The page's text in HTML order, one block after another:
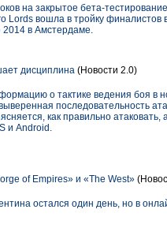
на закрытое бета-
Lords вошла в тройку
2014 в Амстердаме.
дисциплина (Новости 2.0)
о тактике ведения боя в
последовательность
как правильно атаковать,
и Android.
of Empires» и «The West»
остался один день, но в